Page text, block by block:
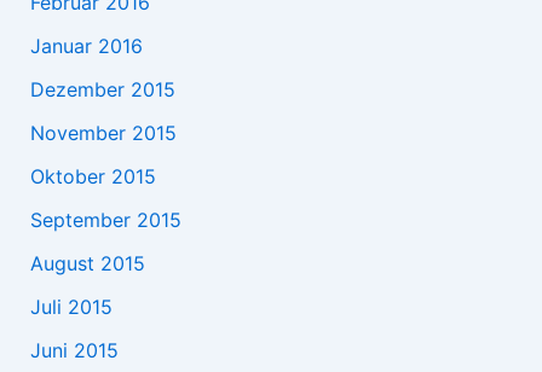
Januar 2016
Dezember 2015
November 2015
Oktober 2015
September 2015
August 2015
Juli 2015
Juni 2015